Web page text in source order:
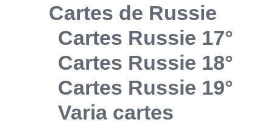
Cartes de Russie
Cartes Russie 17°
Cartes Russie 18°
Cartes Russie 19°
Varia cartes